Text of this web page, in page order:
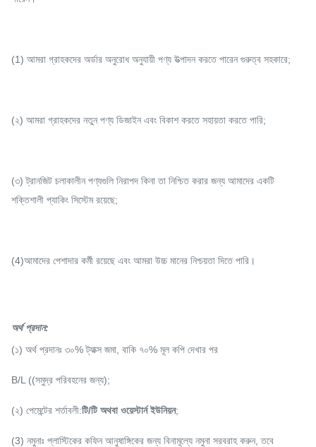
(1) আমরা গ্রাহকদের অর্ডার অনুরোধ অনুযায়ী পণ্য উত্পাদন করতে পারেন গুরুত্ব সহকারে;
(২) আমরা গ্রাহকদের নতুন পণ্য ডিজাইন এবং বিকাশ করতে সহায়তা করতে পারি;
(৩) ট্রানজিট চলাকালীন পণ্যগুলি নিরাপদ কিনা তা নিশ্চিত করার জন্য আমাদের একটি
শক্তিশালী প্যাকিং সিস্টেম রয়েছে;
(4)আমাদের পেশাদার কর্মী রয়েছে এবং আমরা উচ্চ মানের নিশ্চয়তা দিতে পারি।
অর্থ প্রদান:
(১) অর্থ প্রদানঃ ৩০% ট্যাক্স জমা, বাকি ৭০% মূল কপি দেখার পর
B/L ((সমুদ্র পরিবহনের জন্য);
(২) পেমেন্টের শর্তাবলী:টি/টি অথবা ওয়েস্টার্ন ইউনিয়ন;
(3) নমুনাঃ প্লাস্টিকের কফিন আনুষাঙ্গিকের জন্য বিনামূল্যে নমুনা সরবরাহ করুন, তবে